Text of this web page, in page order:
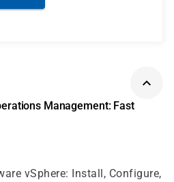
Management: Fast
vSphere: Install, Configure,